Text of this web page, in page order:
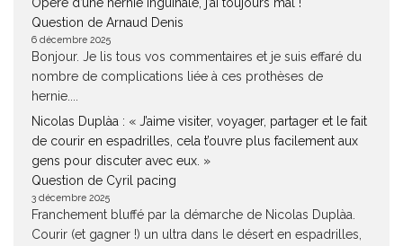
Question de Arnaud Denis
6 décembre 2025
Bonjour. Je lis tous vos commentaires et je suis effaré du
nombre de complications liée à ces prothèses de
hernie....
Nicolas Duplàa : « J’aime visiter, voyager, partager et le fait
de courir en espadrilles, cela t’ouvre plus facilement aux
gens pour discuter avec eux. »
Question de Cyril pacing
3 décembre 2025
Franchement bluffé par la démarche de Nicolas Duplàa.
Courir (et gagner !) un ultra dans le désert en espadrilles,